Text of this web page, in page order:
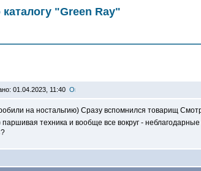
"Green Ray"
01.04.2023, 11:40
на ностальгию) Сразу вспомнился товарищ
паршивая техника и вообще все вокруг -